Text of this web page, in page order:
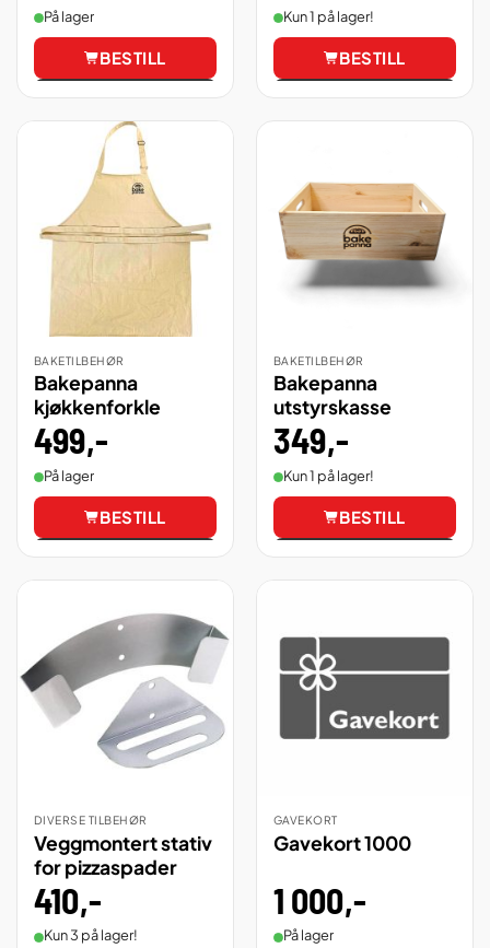
På lager
BESTILL
Kun 1 på lager!
BESTILL
BAKETILBEHØR
Bakepanna
kjøkkenforkle
499,-
På lager
BESTILL
BAKETILBEHØR
Bakepanna
utstyrskasse
349,-
Kun 1 på lager!
BESTILL
DIVERSE TILBEHØR
Veggmontert stativ
for pizzaspader
410,-
Kun 3 på lager!
GAVEKORT
Gavekort 1000
1 000,-
På lager